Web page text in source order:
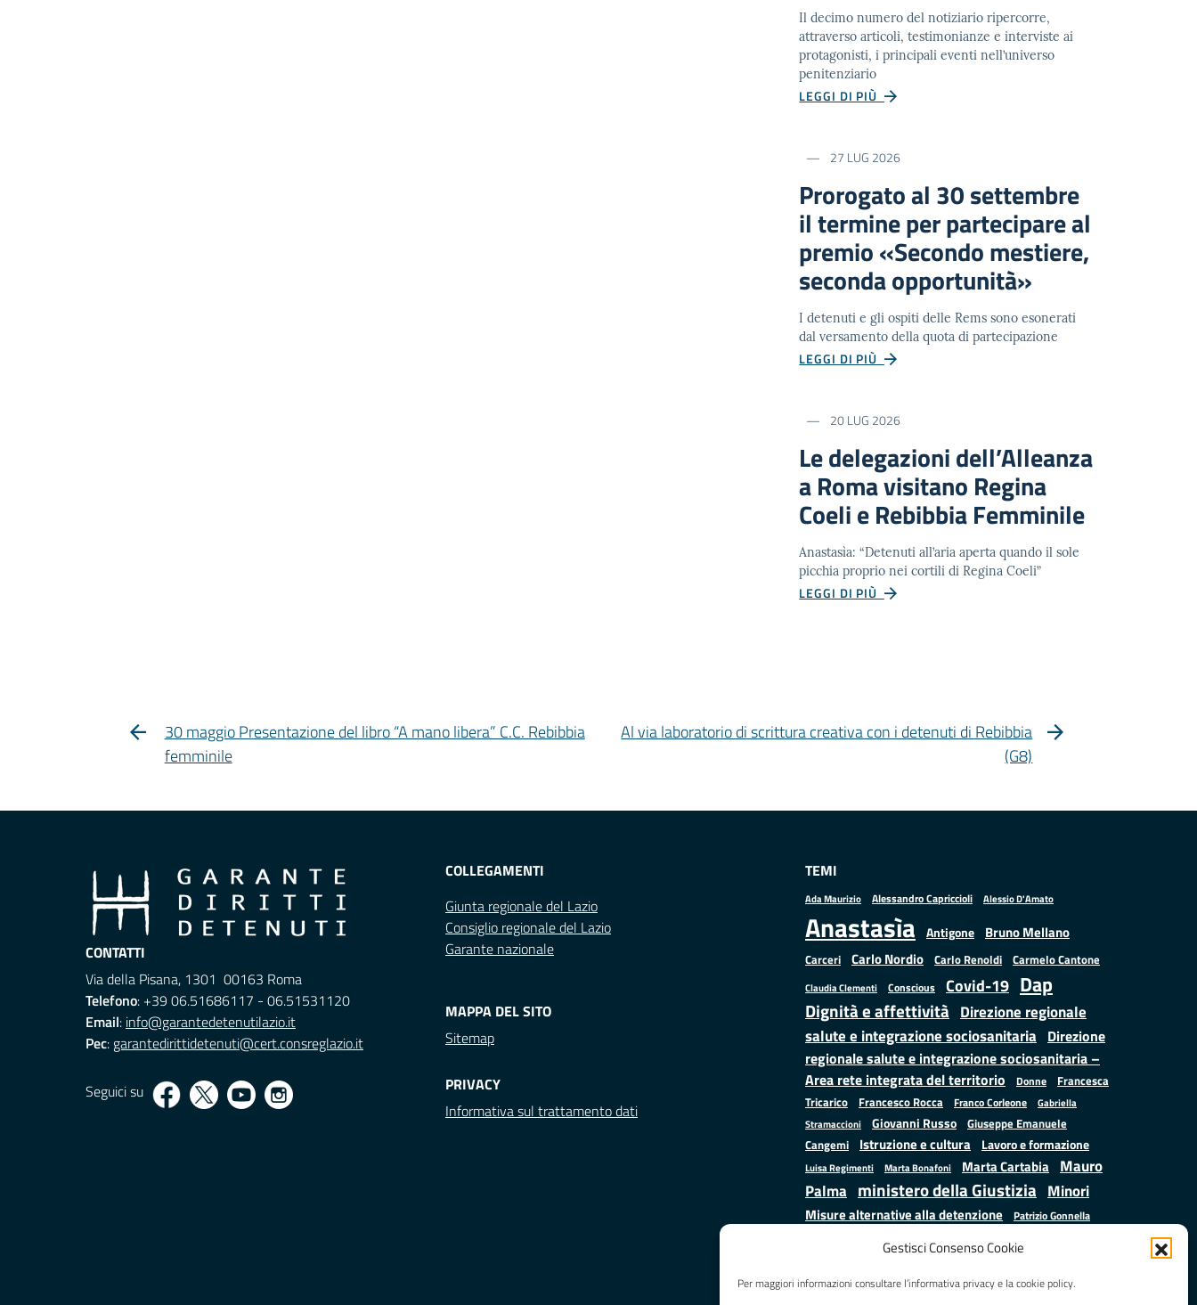
Gestisci Consenso Cookie
Per maggiori informazioni consultare l’informativa privacy e la cookie policy.
Il decimo numero del notiziario ripercorre,
attraverso articoli, testimonianze e interviste ai
protagonisti, i principali eventi nell’universo
penitenziario
LEGGI DI PIÙ
27 LUG 2026
Prorogato al 30 settembre
il termine per partecipare al
premio «Secondo mestiere,
seconda opportunità»
I detenuti e gli ospiti delle Rems sono esonerati
dal versamento della quota di partecipazione
LEGGI DI PIÙ
20 LUG 2026
Le delegazioni dell’Alleanza
a Roma visitano Regina
Coeli e Rebibbia Femminile
Anastasìa: “Detenuti all’aria aperta quando il sole
picchia proprio nei cortili di Regina Coeli”
LEGGI DI PIÙ
30 maggio Presentazione del libro “A mano libera” C.C. Rebibbia
femminile
Al via laboratorio di scrittura creativa con i detenuti di Rebibbia
(G8)
CONTATTI
Via della Pisana, 1301 00163 Roma
Telefono: +39 06.51686117 - 06.51531120
Email: info@garantedetenutilazio.it
Pec: garantedirittidetenuti@cert.consreglazio.it
Seguici su
COLLEGAMENTI
Giunta regionale del Lazio
Consiglio regionale del Lazio
Garante nazionale
MAPPA DEL SITO
Sitemap
PRIVACY
Informativa sul trattamento dati
TEMI
Ada Maurizio Alessandro Capriccioli Alessio D'Amato
Anastasìa Antigone Bruno Mellano
Carceri Carlo Nordio Carlo Renoldi Carmelo Cantone
Claudia Clementi Conscious Covid-19 Dap
Dignità e affettività Direzione regionale
salute e integrazione sociosanitaria Direzione
regionale salute e integrazione sociosanitaria –
Area rete integrata del territorio
Donne
Francesca
Tricarico
Francesco Rocca Franco Corleone
Gabriella
Stramaccioni
Giovanni Russo Giuseppe Emanuele
Cangemi
Istruzione e cultura Lavoro e formazione
Luisa Regimenti Marta Bonafoni Marta Cartabia Mauro
Palma ministero della Giustizia Minori
Misure alternative alla detenzione Patrizio Gonnella
Samuele Ciambriello
Mattarella Situazione in numeri Stefano